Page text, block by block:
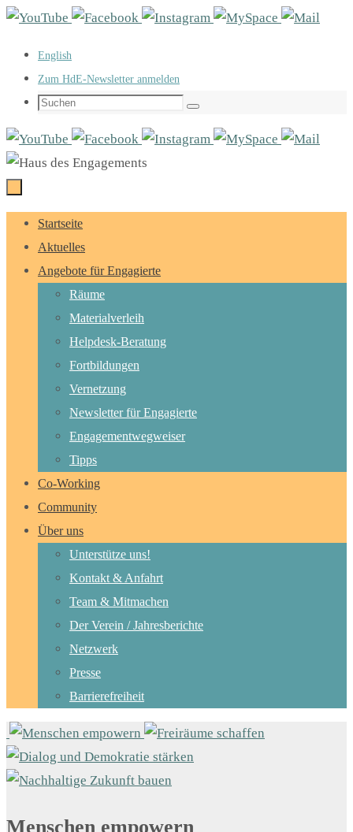
Zum
springen
English
Zum HdE-Newsletter anmelden
Suchen
Suchen
Zum
Inhalt
springen
Startseite
Aktuelles
Angebote für Engagierte
Räume
Materialverleih
Helpdesk-Beratung
Fortbildungen
Vernetzung
Newsletter für Engagierte
Engagementwegweiser
Tipps
Co-Working
Community
Über uns
Unterstütze uns!
Kontakt & Anfahrt
Team & Mitmachen
Der Verein / Jahresberichte
Netzwerk
Presse
Barrierefreiheit
Menschen empowern